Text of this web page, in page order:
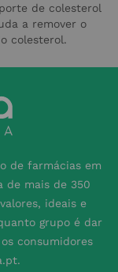
de colesterol
a remover o
colesterol.
de farmácias em
de mais de 350
ideais e
grupo é dar
consumidores